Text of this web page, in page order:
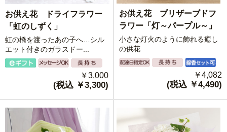
お供え花 ドライフラワー
「虹のしずく」
虹の橋を渡ったあの子へ…シル
エット付きのガラスドー...
￥3,000
(税込 ￥3,300)
お供え花 プリザーブドフ
ラワー「灯～パープル～」
小さな灯火のように飾れる癒し
の供花
￥4,082
(税込 ￥4,490)